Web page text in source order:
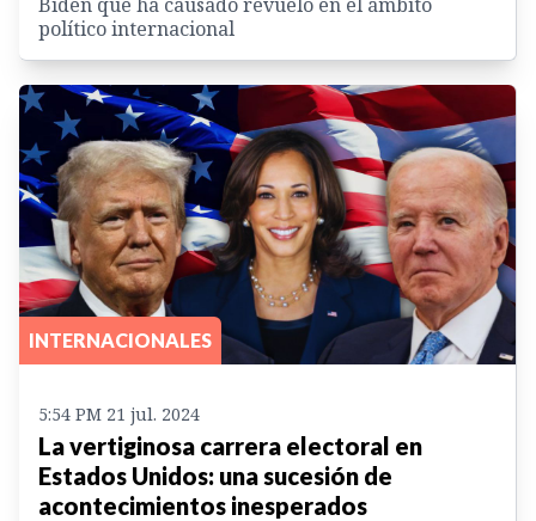
político internacional
INTERNACIONALES
5:54 PM 21 jul. 2024
La vertiginosa carrera electoral en
Estados Unidos: una sucesión de
acontecimientos inesperados